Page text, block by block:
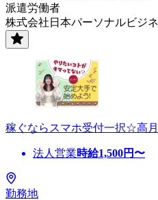
派遣労働者
株式会社日本パーソナルビジ
稼ぐならスマホ受付一択☆高
法人営業時給1,500円〜
勤務地